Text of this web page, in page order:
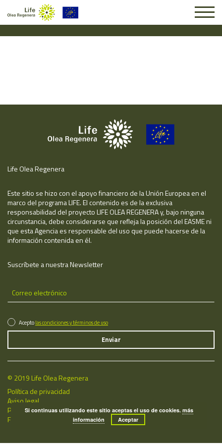
Solicitud #26432
Life Olea Regenera
Este sitio se hizo con el apoyo financiero de la Unión Europea en el
marco del programa LIFE. El contenido es de la exclusiva
responsabilidad del proyecto LIFE OLEA REGENERA y, bajo ninguna
circunstancia, debe considerarse que refleja la posición del EASME ni
que esta Agencia es responsable del uso que puede hacerse de la
información contenida en él.
Suscríbete a nuestra Newsletter
Aceptolas condiciones y términos de uso
© 2019 Life Olea Regenera
Política de privacidad
Aviso legal
Política de cookies
Fecha de última actualización: 07/08/2026
Si continuas utilizando este sitio aceptas el uso de cookies.más
información
Aceptar